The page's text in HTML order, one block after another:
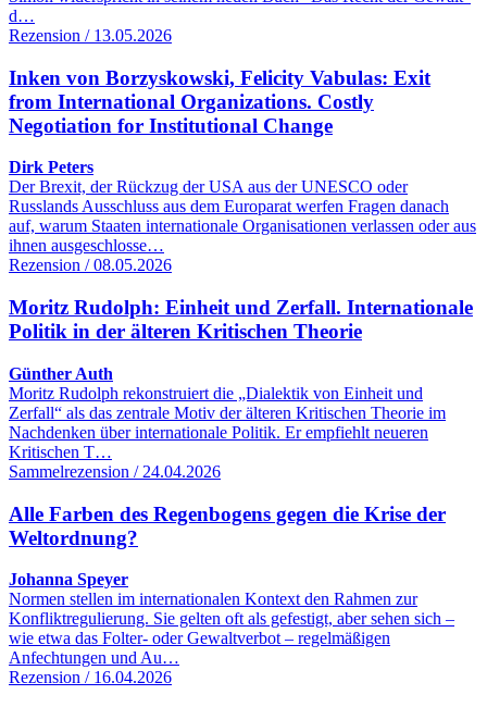
d…
Rezension / 13.05.2026
Inken von Borzyskowski, Felicity Vabulas: Exit
from International Organizations. Costly
Negotiation for Institutional Change
Dirk Peters
Der Brexit, der Rückzug der USA aus der UNESCO oder
Russlands Ausschluss aus dem Europarat werfen Fragen danach
auf, warum Staaten internationale Organisationen verlassen oder aus
ihnen ausgeschlosse…
Rezension / 08.05.2026
Moritz Rudolph: Einheit und Zerfall. Internationale
Politik in der älteren Kritischen Theorie
Günther Auth
Moritz Rudolph rekonstruiert die „Dialektik von Einheit und
Zerfall“ als das zentrale Motiv der älteren Kritischen Theorie im
Nachdenken über internationale Politik. Er empfiehlt neueren
Kritischen T…
Sammelrezension / 24.04.2026
Alle Farben des Regenbogens gegen die Krise der
Weltordnung?
Johanna Speyer
Normen stellen im internationalen Kontext den Rahmen zur
Konfliktregulierung. Sie gelten oft als gefestigt, aber sehen sich –
wie etwa das Folter- oder Gewaltverbot – regelmäßigen
Anfechtungen und Au…
Rezension / 16.04.2026